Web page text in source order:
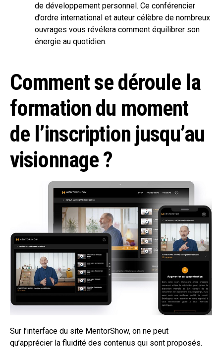
de développement personnel. Ce conférencier
d’ordre international et auteur célèbre de nombreux
ouvrages vous révélera comment équilibrer son
énergie au quotidien.
Comment se déroule la
formation du moment
de l’inscription jusqu’au
visionnage ?
Sur l’interface du site MentorShow, on ne peut
qu’apprécier la fluidité des contenus qui sont proposés.